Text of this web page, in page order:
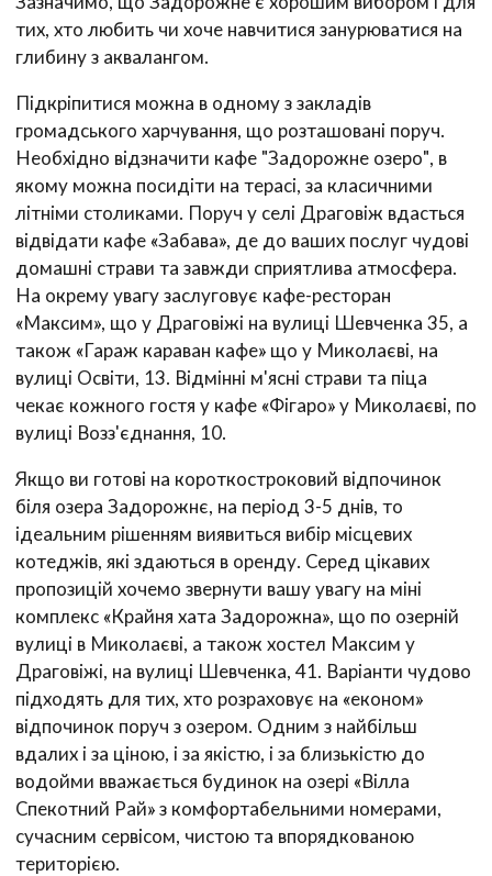
тих, хто любить чи хоче навчитися занурюватися на
глибину з аквалангом.
Підкріпитися можна в одному з закладів
громадського харчування, що розташовані поруч.
Необхідно відзначити кафе "Задорожне озеро", в
якому можна посидіти на терасі, за класичними
літніми столиками. Поруч у селі Драговіж вдасться
відвідати кафе «Забава», де до ваших послуг чудові
домашні страви та завжди сприятлива атмосфера.
На окрему увагу заслуговує кафе-ресторан
«Максим», що у Драговіжі на вулиці Шевченка 35, а
також «Гараж караван кафе» що у Миколаєві, на
вулиці Освіти, 13. Відмінні м'ясні страви та піца
чекає кожного гостя у кафе «Фігаро» у Миколаєві, по
вулиці Возз'єднання, 10.
Якщо ви готові на короткостроковий відпочинок
біля озера Задорожнє, на період 3-5 днів, то
ідеальним рішенням виявиться вибір місцевих
котеджів, які здаються в оренду. Серед цікавих
пропозицій хочемо звернути вашу увагу на міні
комплекс «Крайня хата Задорожна», що по озерній
вулиці в Миколаєві, а також хостел Максим у
Драговіжі, на вулиці Шевченка, 41. Варіанти чудово
підходять для тих, хто розраховує на «економ»
відпочинок поруч з озером. Одним з найбільш
вдалих і за ціною, і за якістю, і за близькістю до
водойми вважається будинок на озері «Вілла
Спекотний Рай» з комфортабельними номерами,
сучасним сервісом, чистою та впорядкованою
територією.